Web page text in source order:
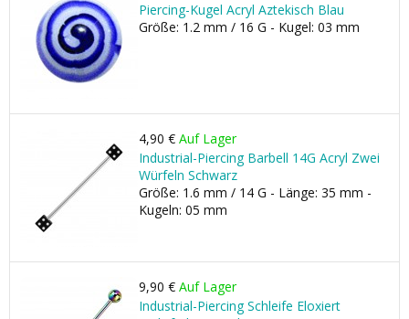
Piercing-Kugel Acryl Aztekisch Blau
Größe: 1.2 mm / 16 G - Kugel: 03 mm
4,90 € Auf Lager
Industrial-Piercing Barbell 14G Acryl Zwei
Würfeln Schwarz
Größe: 1.6 mm / 14 G - Länge: 35 mm -
Kugeln: 05 mm
9,90 € Auf Lager
Industrial-Piercing Schleife Eloxiert